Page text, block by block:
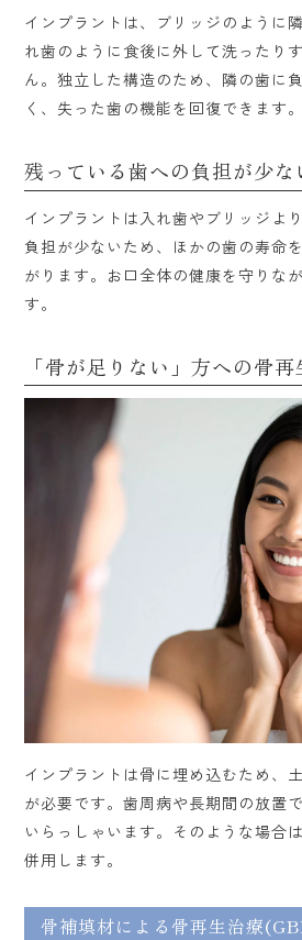
インプラントは、ブリッジのように
れ歯のように食後に外して洗ったり
ん。独立した構造のため、隣の歯に
く、失った歯の機能を回復できます。
残っている歯への負担が少な
インプラントは入れ歯やブリッジよ
負担が少ないため、ほかの歯の寿命
がります。お口全体の健康を守りな
す。
「骨が足りない」方への骨
インプラントは骨に埋め込むため、
が必要です。歯周病や長期間の放置
いらっしゃいます。そのような場合
併用します。
骨補填材による骨再生治療